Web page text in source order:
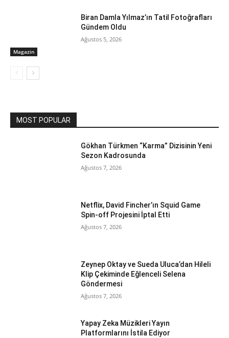
Magazin
Biran Damla Yılmaz’ın Tatil Fotoğrafları
Gündem Oldu
Ağustos 5, 2026
MOST POPULAR
Gökhan Türkmen “Karma” Dizisinin Yeni
Sezon Kadrosunda
Ağustos 7, 2026
Netflix, David Fincher’ın Squid Game
Spin-off Projesini İptal Etti
Ağustos 7, 2026
Zeynep Oktay ve Sueda Uluca’dan Hileli
Klip Çekiminde Eğlenceli Selena
Göndermesi
Ağustos 7, 2026
Yapay Zeka Müzikleri Yayın
Platformlarını İstila Ediyor